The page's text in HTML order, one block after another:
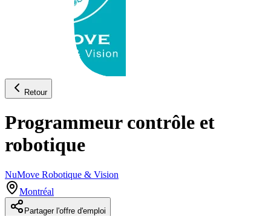
Retour
Programmeur contrôle et
robotique
NuMove Robotique & Vision
Montréal
Partager l'offre d'emploi